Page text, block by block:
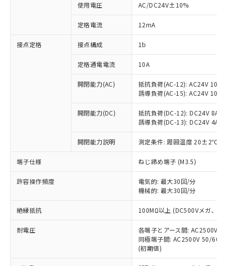
使用電圧 AC/DC24V±10%
定格電流 12mA
接点定格 接点構成 1b
定格通電電流 10A
開閉能力(AC)
抵抗負荷(AC-12): AC24V 10A/
誘導負荷(AC-15): AC24V
開閉能力(DC)
抵抗負荷(DC-12): DC24V 8A/
誘導負荷(DC-13): DC24V 4A/
開閉能力説明 測定条件: 周囲温度 20±2℃、
端子仕様 ねじ締め端子 (M3.5)
許容操作頻度
電気的: 最大30回/分
機械的: 最大30回/分
絶縁抵抗 100MΩ以上 (DC500Vメガ、点
耐電圧
各端子とアース間: AC2500V
同極端子間: AC2500V 50/
(初期値)
ご利用条件
以下の条件をお読みいただき、同意のうえ
ご利用ください。
本サービスは、当社制御機器事業取扱
商品の当社在庫状況および標準価格
(税抜)を提供させていただくもので
当社制御機器事業取扱商品の中には、
本サービスの対象外となる商品もある
ことをご了承ください。
在庫状況および標準価格照会結果は、
記載している更新日時点での社内デー
タに基づき作成されるものであり、閲
覧された時点での実際の在庫および標
準価格とは異なる場合があることをご
※1 対応状況
対応済み：EU RoHS指令（10物質）の
非含有に対応した製品が提供可能な商品で
対応予定：EU RoHS指令（10物質）の非含
有に対応した製品に切り替える予定のある
対応予定なし：EU RoHS指令（10物質）の
非含有に非対応の商品で、対応品を出す予
定はありません。
調査・確認中：EU RoHS指令（10物質）の
非含有の対応状況を調査中または確認中の
非該当品：ライセンス料など無形物で、有
害物質有無と関係のない商品です。
仕入先様の事情により、非含有部品として
いたものが、含有品と判明した場合などや
むを得ず変更することがあります。
鉛(Pb) 1000ppm以下、 水銀(Hg) 1000ppm以下、 カド
六価クロム(Cr(Ⅵ)) 1000ppm以下、ポリ臭化ビフェニル
類(PBB) 1000ppm以下、ポリ臭化ジフェニルエーテル類
(PBDE) 1000ppm以下、フタル酸ビス(2-エチルヘキシ
※1 中国RoHS○×表
「○」：最大均質材料含有率が中国RoHSの
基準値以下であることを示します。
「×」：最大均質材料含有率が中国RoHSの
基準値を超えていることを示します。
「－」：未確認です。当社販売部門へお問
い合わせください。
*中国RoHS10物質の基準値 (GB/T26572)：
Pb(鉛) :1000ppm、 Hg(水銀) : 1000ppm、 Cd(カドミウ
Cr(Ⅵ)(六価クロム) : 1000ppm、 PBBs(ポリ臭化ビフェ
当社は、これら貴社製品のうち、外国
為替および外国貿易法に定める商品
（以下｢規制貨物等」という）を輸出
国政府の輸出許可(または役務取引許
可)を取得するなどの必要な手続きを